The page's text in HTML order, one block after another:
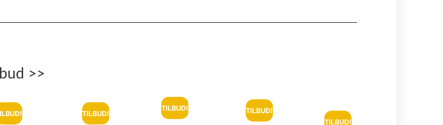
>>
TILBUD!
TILBUD! TILBUD!
TILBUD!